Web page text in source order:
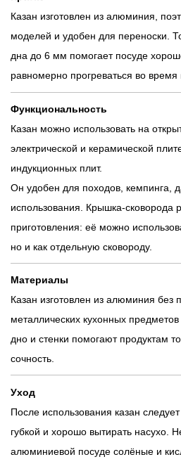
Казан изготовлен из алюминия,
моделей и удобен для переноски.
дна до 6 мм помогает посуде
равномерно прогреваться во время
Функциональность
Казан можно использовать на
электрической и керамической
индукционных плит.
Он удобен для походов, кемпинга,
использования. Крышка-сковорода
приготовления: её можно
но и как отдельную сковороду.
Материалы
Казан изготовлен из алюминия без
металлических кухонных
дно и стенки помогают продуктам
сочность.
Уход
После использования казан
губкой и хорошо вытирать насухо.
алюминиевой посуде солёные и